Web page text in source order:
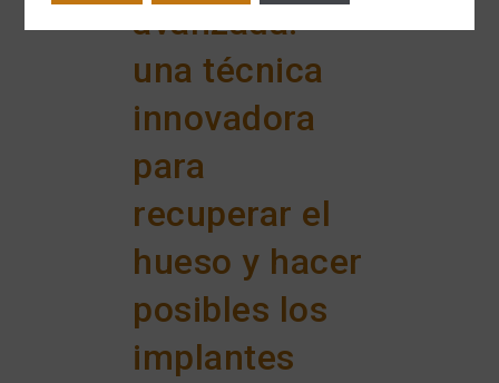
avanzada:
una técnica
innovadora
para
recuperar el
hueso y hacer
posibles los
implantes